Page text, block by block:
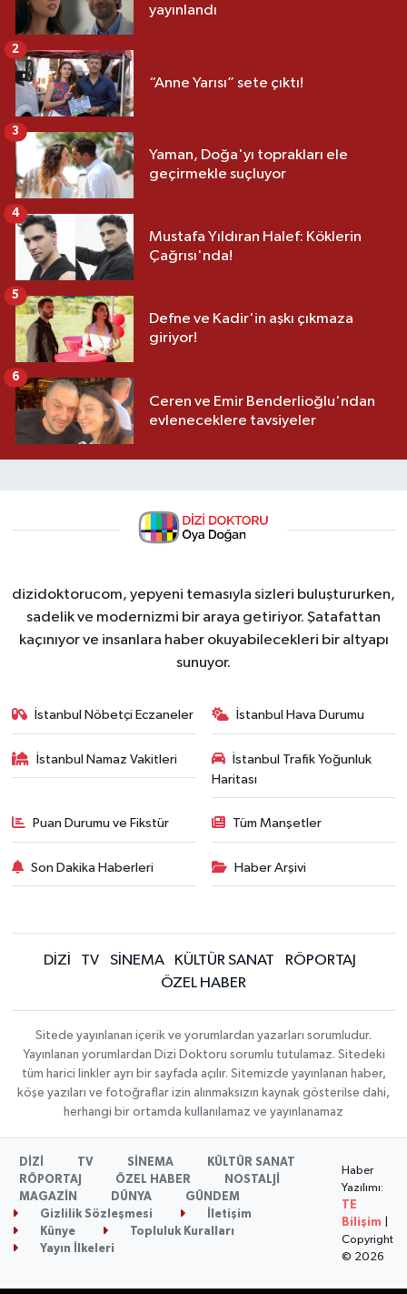
yayınlandı
“Anne Yarısı” sete çıktı!
2
Yaman, Doğa'yı toprakları ele
geçirmekle suçluyor
3
Mustafa Yıldıran Halef: Köklerin
Çağrısı'nda!
4
Defne ve Kadir'in aşkı çıkmaza
giriyor!
5
Ceren ve Emir Benderlioğlu'ndan
evleneceklere tavsiyeler
6
dizidoktorucom, yepyeni temasıyla sizleri buluştururken,
sadelik ve modernizmi bir araya getiriyor. Şatafattan
kaçınıyor ve insanlara haber okuyabilecekleri bir altyapı
sunuyor.
İstanbul Nöbetçi Eczaneler İstanbul Hava Durumu
İstanbul Namaz Vakitleri
İstanbul Trafik Yoğunluk
Haritası
Puan Durumu ve Fikstür Tüm Manşetler
Son Dakika Haberleri Haber Arşivi
DİZİ TV SİNEMA KÜLTÜR SANAT
RÖPORTAJ
ÖZEL HABER
Sitede yayınlanan içerik ve yorumlardan yazarları sorumludur.
Yayınlanan yorumlardan Dizi Doktoru sorumlu tutulamaz. Sitedeki
tüm harici linkler ayrı bir sayfada açılır. Sitemizde yayınlanan haber,
köşe yazıları ve fotoğraflar izin alınmaksızın kaynak gösterilse dahi,
herhangi bir ortamda kullanılamaz ve yayınlanamaz
DİZİ TV SİNEMA
KÜLTÜR SANAT
RÖPORTAJ
ÖZEL HABER
NOSTALJİ
MAGAZİN
DÜNYA
GÜNDEM
Gizlilik Sözleşmesi
İletişim
Künye
Topluluk Kuralları
Yayın İlkeleri
Haber
Yazılımı:
TE
Bilişim
Copyright
© 2026